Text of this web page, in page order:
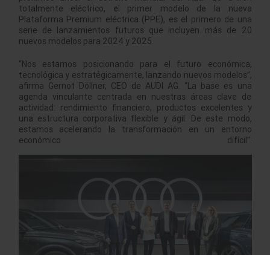
totalmente eléctrico, el primer modelo de la nueva
Plataforma Premium eléctrica (PPE), es el primero de una
serie de lanzamientos futuros que incluyen más de 20
nuevos modelos para 2024 y 2025.
“Nos estamos posicionando para el futuro económica,
tecnológica y estratégicamente, lanzando nuevos modelos”,
afirma Gernot Döllner, CEO de AUDI AG. “La base es una
agenda vinculante centrada en nuestras áreas clave de
actividad: rendimiento financiero, productos excelentes y
una estructura corporativa flexible y ágil. De este modo,
estamos acelerando la transformación en un entorno
económico difícil”.